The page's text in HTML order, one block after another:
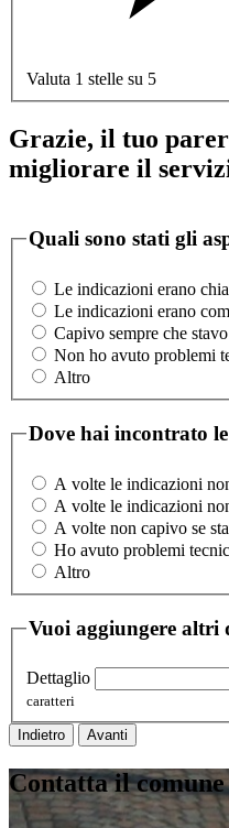
Valuta 1 stelle su 5
Grazie, il tuo
migliorare il
Quali sono stati gli
Le indicazioni erano
Le indicazioni erano
Capivo sempre che
Non ho avuto problemi
Altro
Dove hai incontrato
A volte le indicazioni
A volte le indicazioni
A volte non capivo se
Ho avuto problemi
Altro
Vuoi aggiungere altri
Dettaglio
caratteri
Indietro Avanti
Contatta il comune